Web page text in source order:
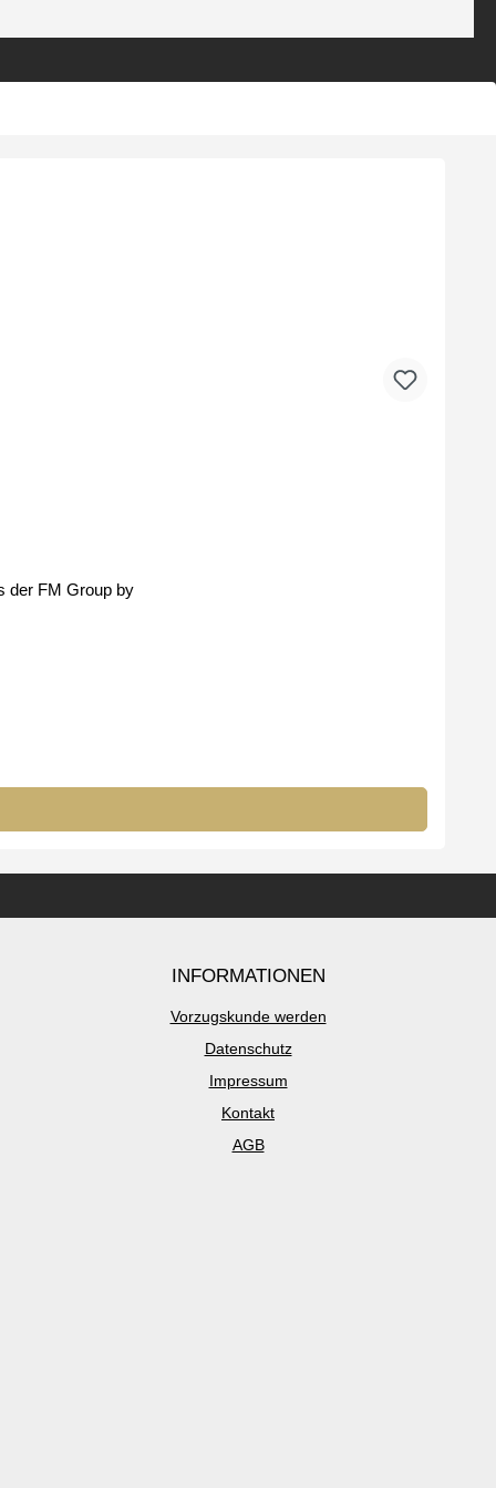
der FM Group by
INFORMATIONEN
Vorzugskunde werden
Datenschutz
Impressum
Kontakt
AGB